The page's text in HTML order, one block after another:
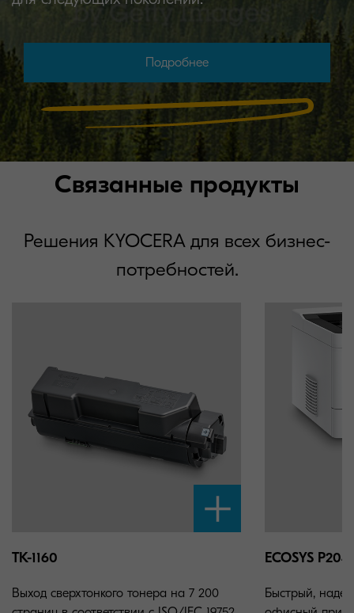
Подробнее
Связанные продукты
Решения KYOCERA для всех бизнес-
потребностей.
TK-1160
Выход сверхтонкого тонера на 7 200
ECOSYS
Быстрый,